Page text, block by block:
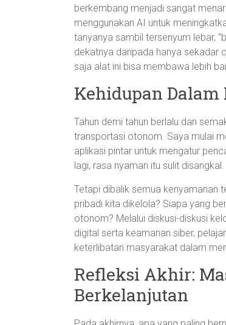
berkembang menjadi sangat
menggunakan AI untuk
tanyanya sambil tersenyum lebar,
dekatnya daripada hanya sekadar
saja alat ini bisa membawa lebih
Kehidupan Dalam
Tahun demi tahun berlalu dan
transportasi otonom. Saya mulai
aplikasi pintar untuk mengatur
lagi, rasa nyaman itu sulit disangkal.
Tetapi dibalik semua kenyamanan
pribadi kita dikelola? Siapa yang
otonom? Melalui diskusi-diskusi
digital serta keamanan siber,
keterlibatan masyarakat dalam
Refleksi Akhir:
Berkelanjutan